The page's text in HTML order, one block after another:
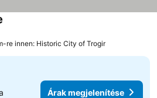
re innen: Historic City of Trogir
Árak megjelenítése